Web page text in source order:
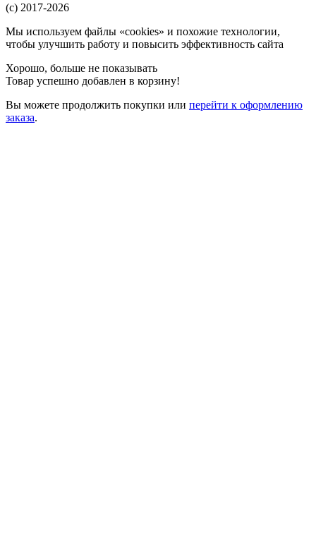
(c) 2017-2026
Мы используем файлы «cookies» и похожие технологии,
чтобы улучшить работу и повысить эффективность сайта
Хорошо, больше не показывать
Товар успешно добавлен в корзину!
Вы можете продолжить покупки или перейти к оформлению
заказа.